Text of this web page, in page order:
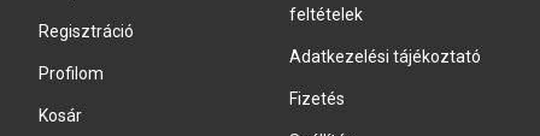
Regisztráció
Profilom
Kosár
feltételek
Adatkezelési tájékoztató
Fizetés